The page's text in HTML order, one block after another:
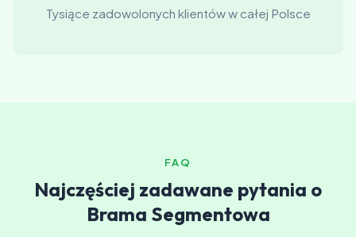
Tysiące zadowolonych klientów w całej Polsce
FAQ
Najczęściej zadawane pytania o
Brama Segmentowa